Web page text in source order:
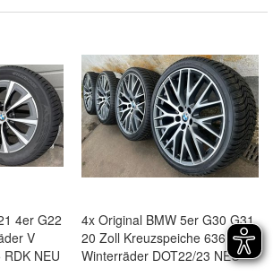
4er G22
V
NEU
4x Original BMW 5er G30 G31
20 Zoll Kreuzspeiche 636
Winterräder DOT22/23 NEU